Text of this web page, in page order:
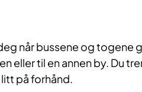
når bussene og togene
eller til en annen by. Du
på forhånd.